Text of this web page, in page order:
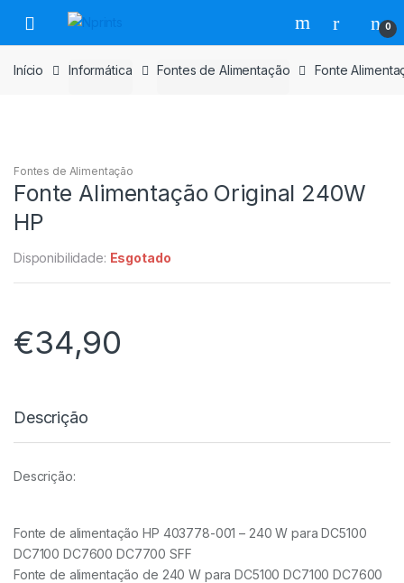
para
navegação
para
o
conteúdo
0
Início Informática Fontes de Alimentação Fonte
Fontes de Alimentação
Fonte Alimentação Original 240W
HP
Disponibilidade: Esgotado
€34,90
Descrição
Descrição:
Fonte de alimentação HP 403778-001 – 240 W para DC5100
DC7100 DC7600 DC7700 SFF
Fonte de alimentação de 240 W para DC5100 DC7100 DC7600